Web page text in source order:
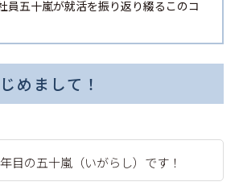
員五十嵐が就活を振り返り綴るこのコ
めまして！
目の五十嵐（いがらし）です！